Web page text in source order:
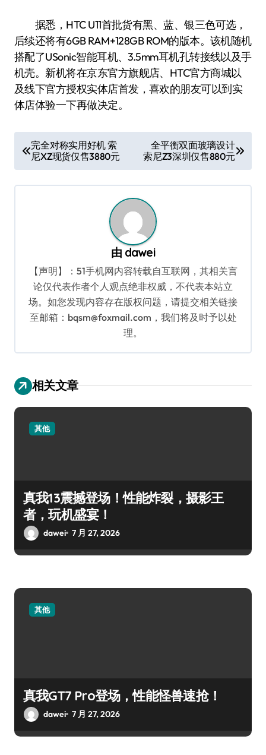
据悉，HTC U11首批货有黑、蓝、银三色可选，
后续还将有6GB RAM+128GB ROM的版本。该机随机
搭配了USonic智能耳机、3.5mm耳机孔转接线以及手
机壳。新机将在京东官方旗舰店、HTC官方商城以
及线下官方授权实体店首发，喜欢的朋友可以到实
体店体验一下再做决定。
章
导
完全对称实用好机 索
尼XZ现货仅售3880元
全平衡双面玻璃设计
索尼Z3深圳仅售880元
由 dawei
【声明】：51手机网内容转载自互联网，其相关言
论仅代表作者个人观点绝非权威，不代表本站立
场。如您发现内容存在版权问题，请提交相关链接
至邮箱：bqsm@foxmail.com，我们将及时予以处
理。
相关文章
其他
真我13震撼登场！性能炸裂，摄影王
者，玩机盛宴！
dawei 7 月 27, 2026
其他
真我GT7 Pro登场，性能怪兽速抢！
dawei 7 月 27, 2026